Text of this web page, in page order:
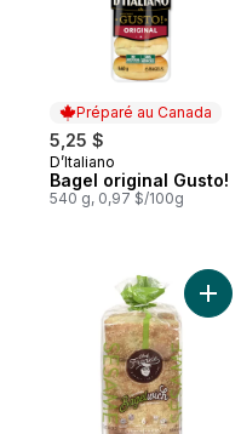
Préparé au Canada
5,25 $
Préparé au Canada
D’Italiano
Bagel original Gusto!
540 g, 0,97 $/100g